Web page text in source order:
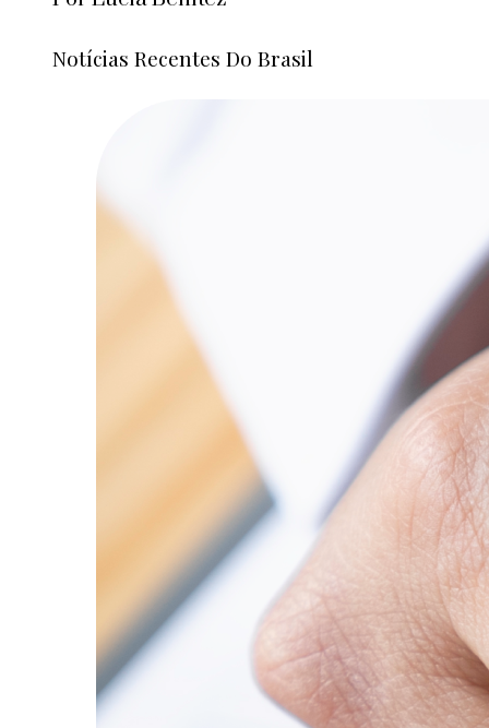
Notícias Recentes Do Brasil